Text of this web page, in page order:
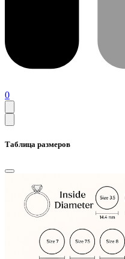
0
Таблица размеров